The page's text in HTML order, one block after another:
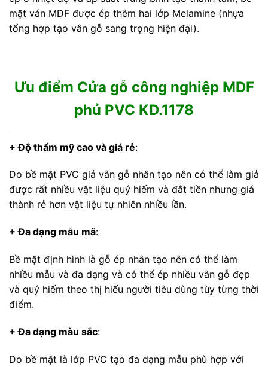
mặt ván MDF được ép thêm hai lớp Melamine (nhựa
tổng hợp tạo vân gỗ sang trọng hiện đại).
Ưu điểm Cửa gỗ công nghiệp MDF
phủ PVC KD.1178
+ Độ thẩm mỹ cao và giá rẻ:
Do bề mặt PVC giả vân gỗ nhân tạo nên có thể làm giả
được rất nhiều vật liệu quý hiếm và đắt tiền nhưng giá
thành rẻ hơn vật liệu tự nhiên nhiều lần.
+ Đa dạng mẫu mã:
Bề mặt định hình là gỗ ép nhân tạo nên có thể làm
nhiều mẫu và đa dạng và có thể ép nhiều vân gỗ đẹp
và quý hiếm theo thị hiếu người tiêu dùng tùy từng thời
điểm.
+ Đa dạng màu sắc:
Do bề mặt là lớp PVC tạo đa dạng mẫu phù hợp với